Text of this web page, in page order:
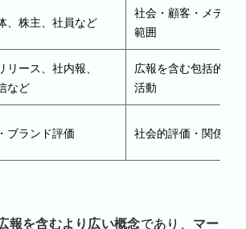
、株主、社員など
社会・顧客・メディ
範囲
リース、社内報、
など
広報を含む包括的な
活動
ブランド評価 社会的評価・関係の質
報を含むより広い概念であり、 マー